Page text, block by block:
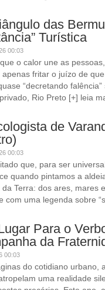
das
Turística
00:03
o calor une as
apenas fritar o juízo de
“decretando
Rio Preto [+] leia
de
00:03
que, para ser
quando pintamos a
da Terra: dos ares, mares
com uma legenda sobre
Para o
da
00:03
do cotidiano urbano,
uma realidade